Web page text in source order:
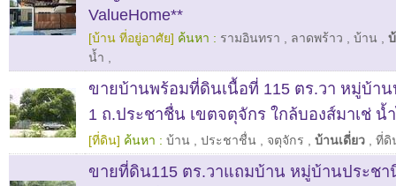
ValueHome**
[บ้าน ที่อยู่อาศัย] ค้นหา : รามอินทรา ลาดพร้าว บ้าน
น้ำ
ขายบ้านพร้อมที่ดินเนื้อที่ 115 ตร.วา หมู่บ้าน
1 ถ.ประชาชื่น เขตจตุจักร ใกล้บองส์มาเช่ น้
[ที่ดิน] ค้นหา : บ้าน ประชาชื่น จตุจักร บ้านเดี่ยว ที่ดิ
ขายที่ดิน115 ตร.วาแถมบ้าน หมู่บ้านประชา